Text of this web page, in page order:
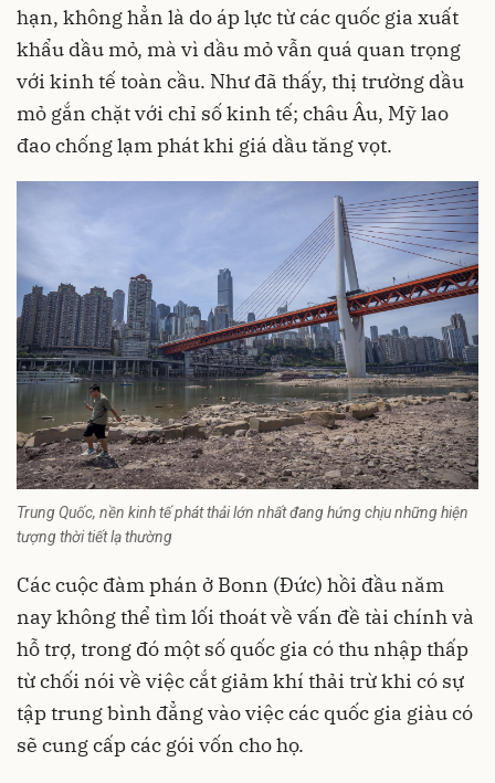
hạn, không hẳn là do áp lực từ các quốc gia xuất
khẩu dầu mỏ, mà vì dầu mỏ vẫn quá quan trọng
với kinh tế toàn cầu. Như đã thấy, thị trường dầu
mỏ gắn chặt với chỉ số kinh tế; châu Âu, Mỹ lao
đao chống lạm phát khi giá dầu tăng vọt.
Trung Quốc, nền kinh tế phát thải lớn nhất đang hứng chịu những hiện
tượng thời tiết lạ thường
Các cuộc đàm phán ở Bonn (Đức) hồi đầu năm
nay không thể tìm lối thoát về vấn đề tài chính và
hỗ trợ, trong đó một số quốc gia có thu nhập thấp
từ chối nói về việc cắt giảm khí thải trừ khi có sự
tập trung bình đẳng vào việc các quốc gia giàu có
sẽ cung cấp các gói vốn cho họ.